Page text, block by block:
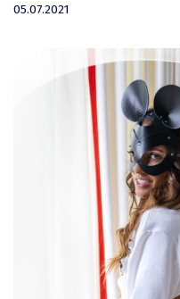
05.07.2021